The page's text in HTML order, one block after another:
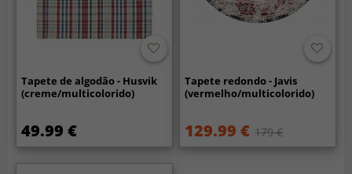
Tapete de algodão - Husvik
(creme/multicolorido)
49.99 €
Tapete redondo - Javis
(vermelho/multicolorido)
129.99 € 179 €